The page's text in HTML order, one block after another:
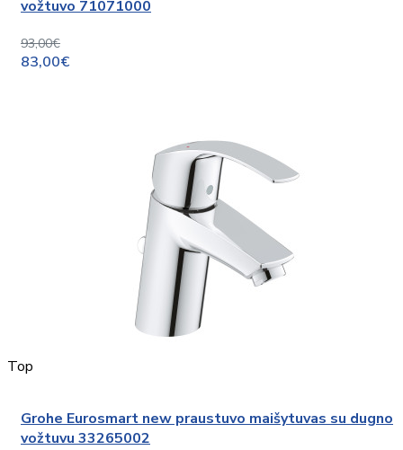
vožtuvo 71071000
93,00€
83,00€
Top
Grohe Eurosmart new praustuvo maišytuvas su dugno
vožtuvu 33265002